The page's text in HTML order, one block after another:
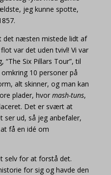
jeg kunne spotte,
det næsten mistede lidt af
var det uden tvivl! Vi var
“The Six Pillars Tour”, til
10 personer på
alt skinner, og man kan
plader, hvor mash-tuns,
Det er svært at
ud, så jeg anbefaler,
få en idé om
selv for at forstå det.
for sig og havde den